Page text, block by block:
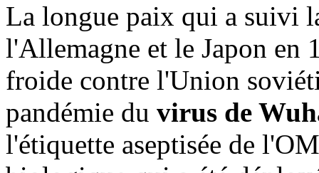
La longue paix qui a suivi
l'Allemagne et le Japon en
froide contre l'Union
pandémie du virus de
l'étiquette aseptisée de